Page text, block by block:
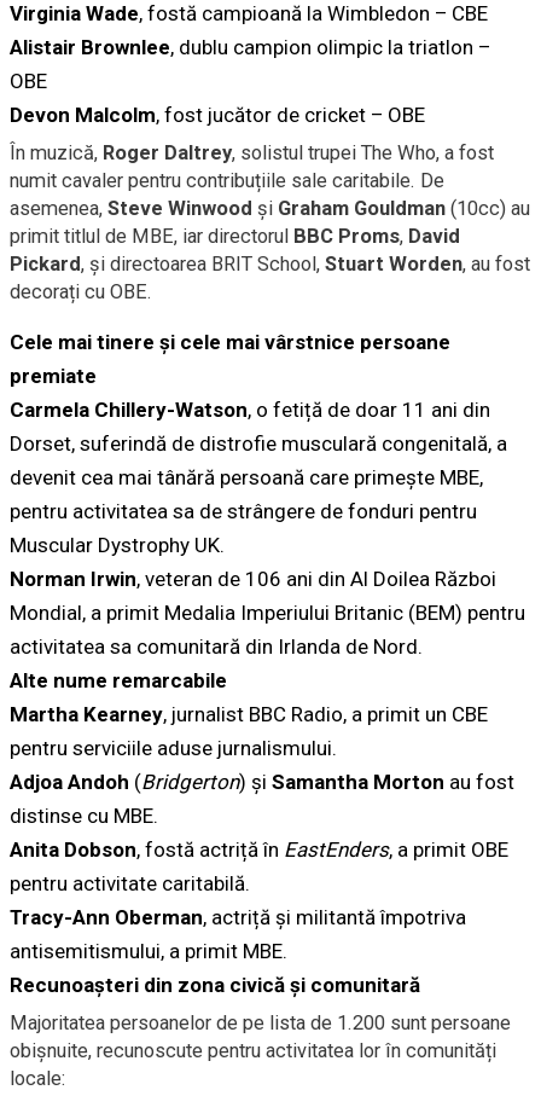
Virginia Wade, fostă campioană la Wimbledon – CBE
Alistair Brownlee, dublu campion olimpic la triatlon –
OBE
Devon Malcolm, fost jucător de cricket – OBE
În muzică, Roger Daltrey, solistul trupei The Who, a fost
numit cavaler pentru contribuțiile sale caritabile. De
asemenea, Steve Winwood și Graham Gouldman (10cc) au
primit titlul de MBE, iar directorul BBC Proms, David
Pickard, și directoarea BRIT School, Stuart Worden, au fost
decorați cu OBE.
Cele mai tinere și cele mai vârstnice persoane
premiate
Carmela Chillery-Watson, o fetiță de doar 11 ani din
Dorset, suferindă de distrofie musculară congenitală, a
devenit cea mai tânără persoană care primește MBE,
pentru activitatea sa de strângere de fonduri pentru
Muscular Dystrophy UK.
Norman Irwin, veteran de 106 ani din Al Doilea Război
Mondial, a primit Medalia Imperiului Britanic (BEM) pentru
activitatea sa comunitară din Irlanda de Nord.
Alte nume remarcabile
Martha Kearney, jurnalist BBC Radio, a primit un CBE
pentru serviciile aduse jurnalismului.
Adjoa Andoh (Bridgerton) și Samantha Morton au fost
distinse cu MBE.
Anita Dobson, fostă actriță în EastEnders, a primit OBE
pentru activitate caritabilă.
Tracy-Ann Oberman, actriță și militantă împotriva
antisemitismului, a primit MBE.
Recunoașteri din zona civică și comunitară
Majoritatea persoanelor de pe lista de 1.200 sunt persoane
obișnuite, recunoscute pentru activitatea lor în comunități
locale: